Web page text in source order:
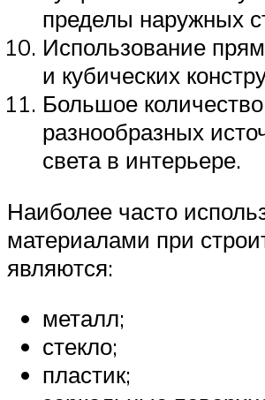
пределы наружных
Использование
и кубических
Большое количество
разнообразных
света в интерьере.
Наиболее часто
материалами при
являются:
металл;
стекло;
пластик;